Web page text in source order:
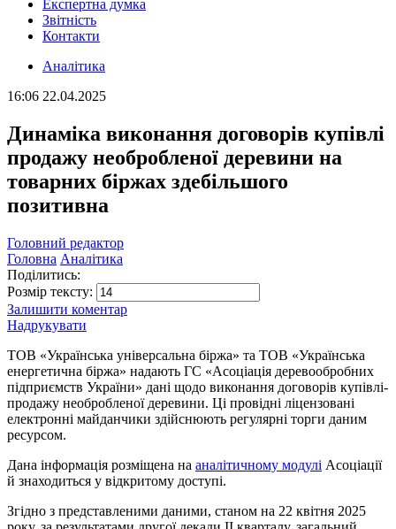
Експертна думка
Звітність
Контакти
Аналітика
16:06 22.04.2025
Динаміка виконання договорів купівлі
продажу необробленої деревини на
товарних біржах здебільшого
позитивна
Головний редактор
Головна Аналітика
Поділитись:
Розмір тексту:
Залишити коментар
Надрукувати
ТОВ «Українська універсальна біржа» та ТОВ «Українська
енергетична біржа» надають ГС «Асоціація деревообробних
підприємств України» дані щодо виконання договорів купівлі-
продажу необробленої деревини. Ці провідні ліцензовані
електронні майданчики здійснюють регулярні торги даним
ресурсом.
Дана інформація розміщена на аналітичному модулі Асоціації
й знаходиться у відкритому доступі.
Згідно з представленими даними, станом на 22 квітня 2025